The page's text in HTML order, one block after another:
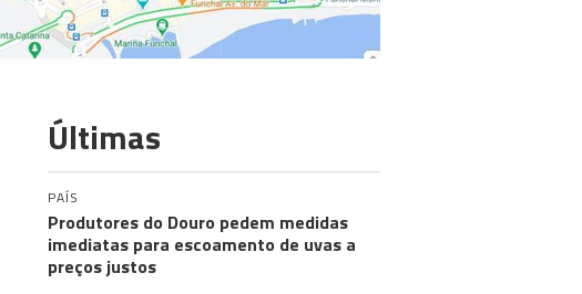
Últimas
PAÍS
Produtores do Douro pedem medidas
imediatas para escoamento de uvas a
preços justos